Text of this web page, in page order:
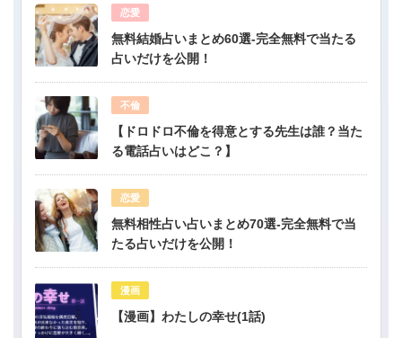
恋愛
無料結婚占いまとめ60選-完全無料で当たる
占いだけを公開！
不倫
【ドロドロ不倫を得意とする先生は誰？当た
る電話占いはどこ？】
恋愛
無料相性占い占いまとめ70選-完全無料で当
たる占いだけを公開！
漫画
【漫画】わたしの幸せ(1話)